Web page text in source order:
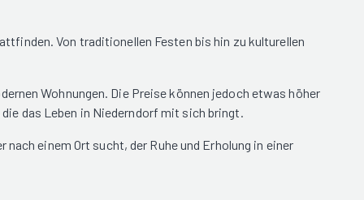
Von traditionellen Festen bis hin zu kulturellen
Wohnungen. Die Preise können jedoch etwas höher
das Leben in Niederndorf mit sich bringt.
einem Ort sucht, der Ruhe und Erholung in einer